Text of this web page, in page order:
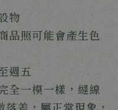
物
品照可能會產生色
週五
全一模一樣，縫線